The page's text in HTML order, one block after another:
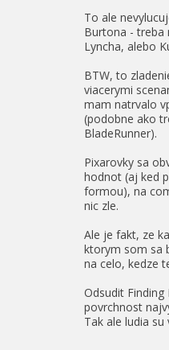
To ale
Burtona - treba
Lyncha, alebo
BTW, to
viacerymi
mam natrvalo
(podobne ako
BladeRunner).
Pixarovky sa
hodnot (aj ked
formou), na
nic zle.
Ale je fakt, ze
ktorym som sa
na celo, kedze
Odsudit
povrchnost
Tak ale ludia su